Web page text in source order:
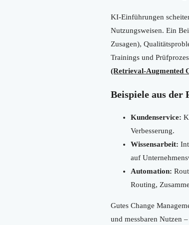
KI-Einführungen
Nutzungsweisen. Ein
Zusagen),
Trainings und
(Retrieval-Augmented
Beispiele aus der
Kundenservice:
Verbesserung.
Wissensarbeit:
auf
Automation:
Routing,
Gutes Change
und messbaren Nutzen